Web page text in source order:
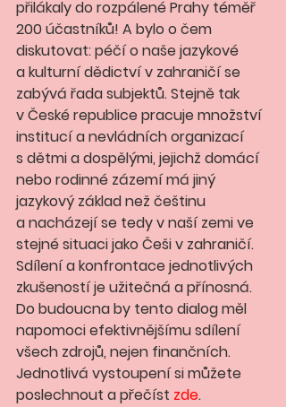
přilákaly do rozpálené Prahy téměř
200 účastníků! A bylo o čem
diskutovat: péčí o naše jazykové
a kulturní dědictví v zahraničí se
zabývá řada subjektů. Stejně tak
v České republice pracuje množství
institucí a nevládních organizací
s dětmi a dospělými, jejichž domácí
nebo rodinné zázemí má jiný
jazykový základ než češtinu
a nacházejí se tedy v naší zemi ve
stejné situaci jako Češi v zahraničí.
Sdílení a konfrontace jednotlivých
zkušeností je užitečná a přínosná.
Do budoucna by tento dialog měl
napomoci efektivnějšímu sdílení
všech zdrojů, nejen finančních.
Jednotlivá vystoupení si můžete
poslechnout a přečíst zde.